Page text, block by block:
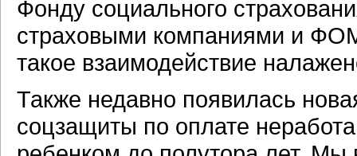
Фонду социального
страховыми компаниями и
такое взаимодействие
Также недавно появилась
соцзащиты по оплате